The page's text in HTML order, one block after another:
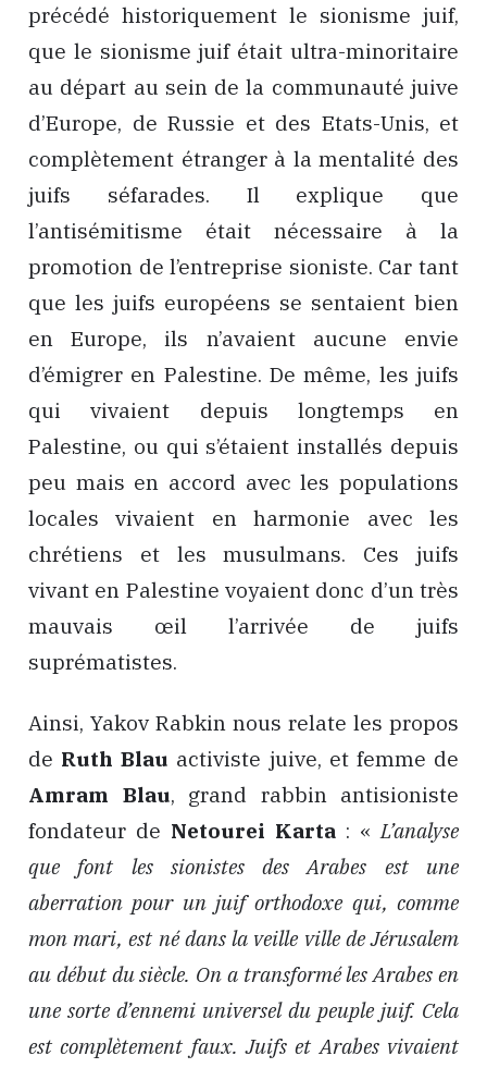
précédé historiquement le sionisme juif,
que le sionisme juif était ultra-minoritaire
au départ au sein de la communauté juive
d’Europe, de Russie et des Etats-Unis, et
complètement étranger à la mentalité des
juifs séfarades. Il explique que
l’antisémitisme était nécessaire à la
promotion de l’entreprise sioniste. Car tant
que les juifs européens se sentaient bien
en Europe, ils n’avaient aucune envie
d’émigrer en Palestine. De même, les juifs
qui vivaient depuis longtemps en
Palestine, ou qui s’étaient installés depuis
peu mais en accord avec les populations
locales vivaient en harmonie avec les
chrétiens et les musulmans. Ces juifs
vivant en Palestine voyaient donc d’un très
mauvais œil l’arrivée de juifs
suprématistes.
Ainsi, Yakov Rabkin nous relate les propos
de Ruth Blau activiste juive, et femme de
Amram Blau, grand rabbin antisioniste
fondateur de Netourei Karta: «L’analyse
que font les sionistes des Arabes est une
aberration pour un juif orthodoxe qui, comme
mon mari, est né dans la veille ville de Jérusalem
au début du siècle. On a transformé les Arabes en
une sorte d’ennemi universel du peuple juif. Cela
est complètement faux. Juifs et Arabes vivaient